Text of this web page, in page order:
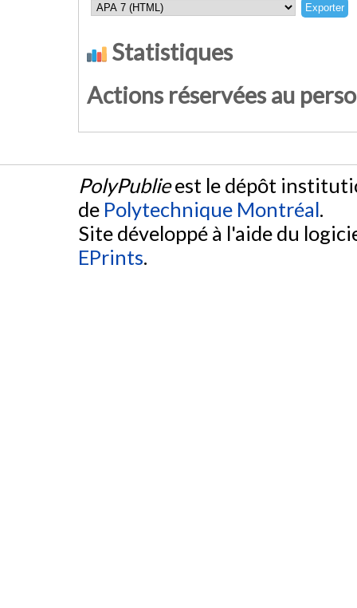
Statistiques
Actions réservées au
PolyPublieest le dépôt
de Polytechnique Montréal.
Site développé à l'aide du
EPrints.